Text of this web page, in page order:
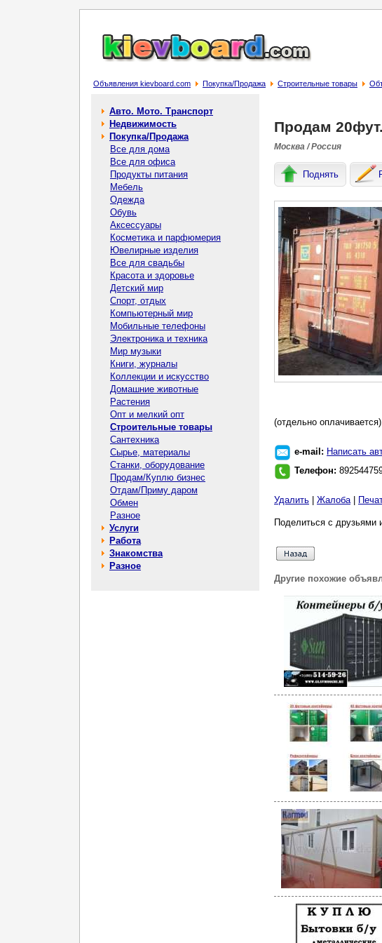
Объявления kievboard.com Покупка/Продажа Строительные товары
Авто. Мото. Транспорт
Недвижимость
Покупка/Продажа
Все для дома
Все для офиса
Продукты питания
Мебель
Одежда
Обувь
Аксессуары
Косметика и парфюмерия
Ювелирные изделия
Все для свадьбы
Красота и здоровье
Детский мир
Спорт, отдых
Компьютерный мир
Мобильные телефоны
Электроника и техника
Мир музыки
Книги, журналы
Коллекции и искусство
Домашние животные
Растения
Опт и мелкий опт
Строительные товары
Сантехника
Сырье, материалы
Станки, оборудование
Продам/Куплю бизнес
Отдам/Приму даром
Обмен
Разное
Услуги
Работа
Знакомства
Разное
Продам
Москва / Россия
Поднять
(отдельно
e-mail: Написать
Телефон:
Удалить Жалоба|
Поделиться с друзьями
Другие похожие